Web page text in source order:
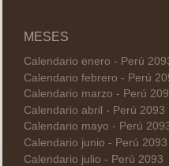
MESES
Calendario enero - Perú
Calendario febrero - Perú
Calendario marzo - Perú
Calendario abril - Perú 2093
Calendario mayo - Perú
Calendario junio - Perú 2093
Calendario julio - Perú 2093